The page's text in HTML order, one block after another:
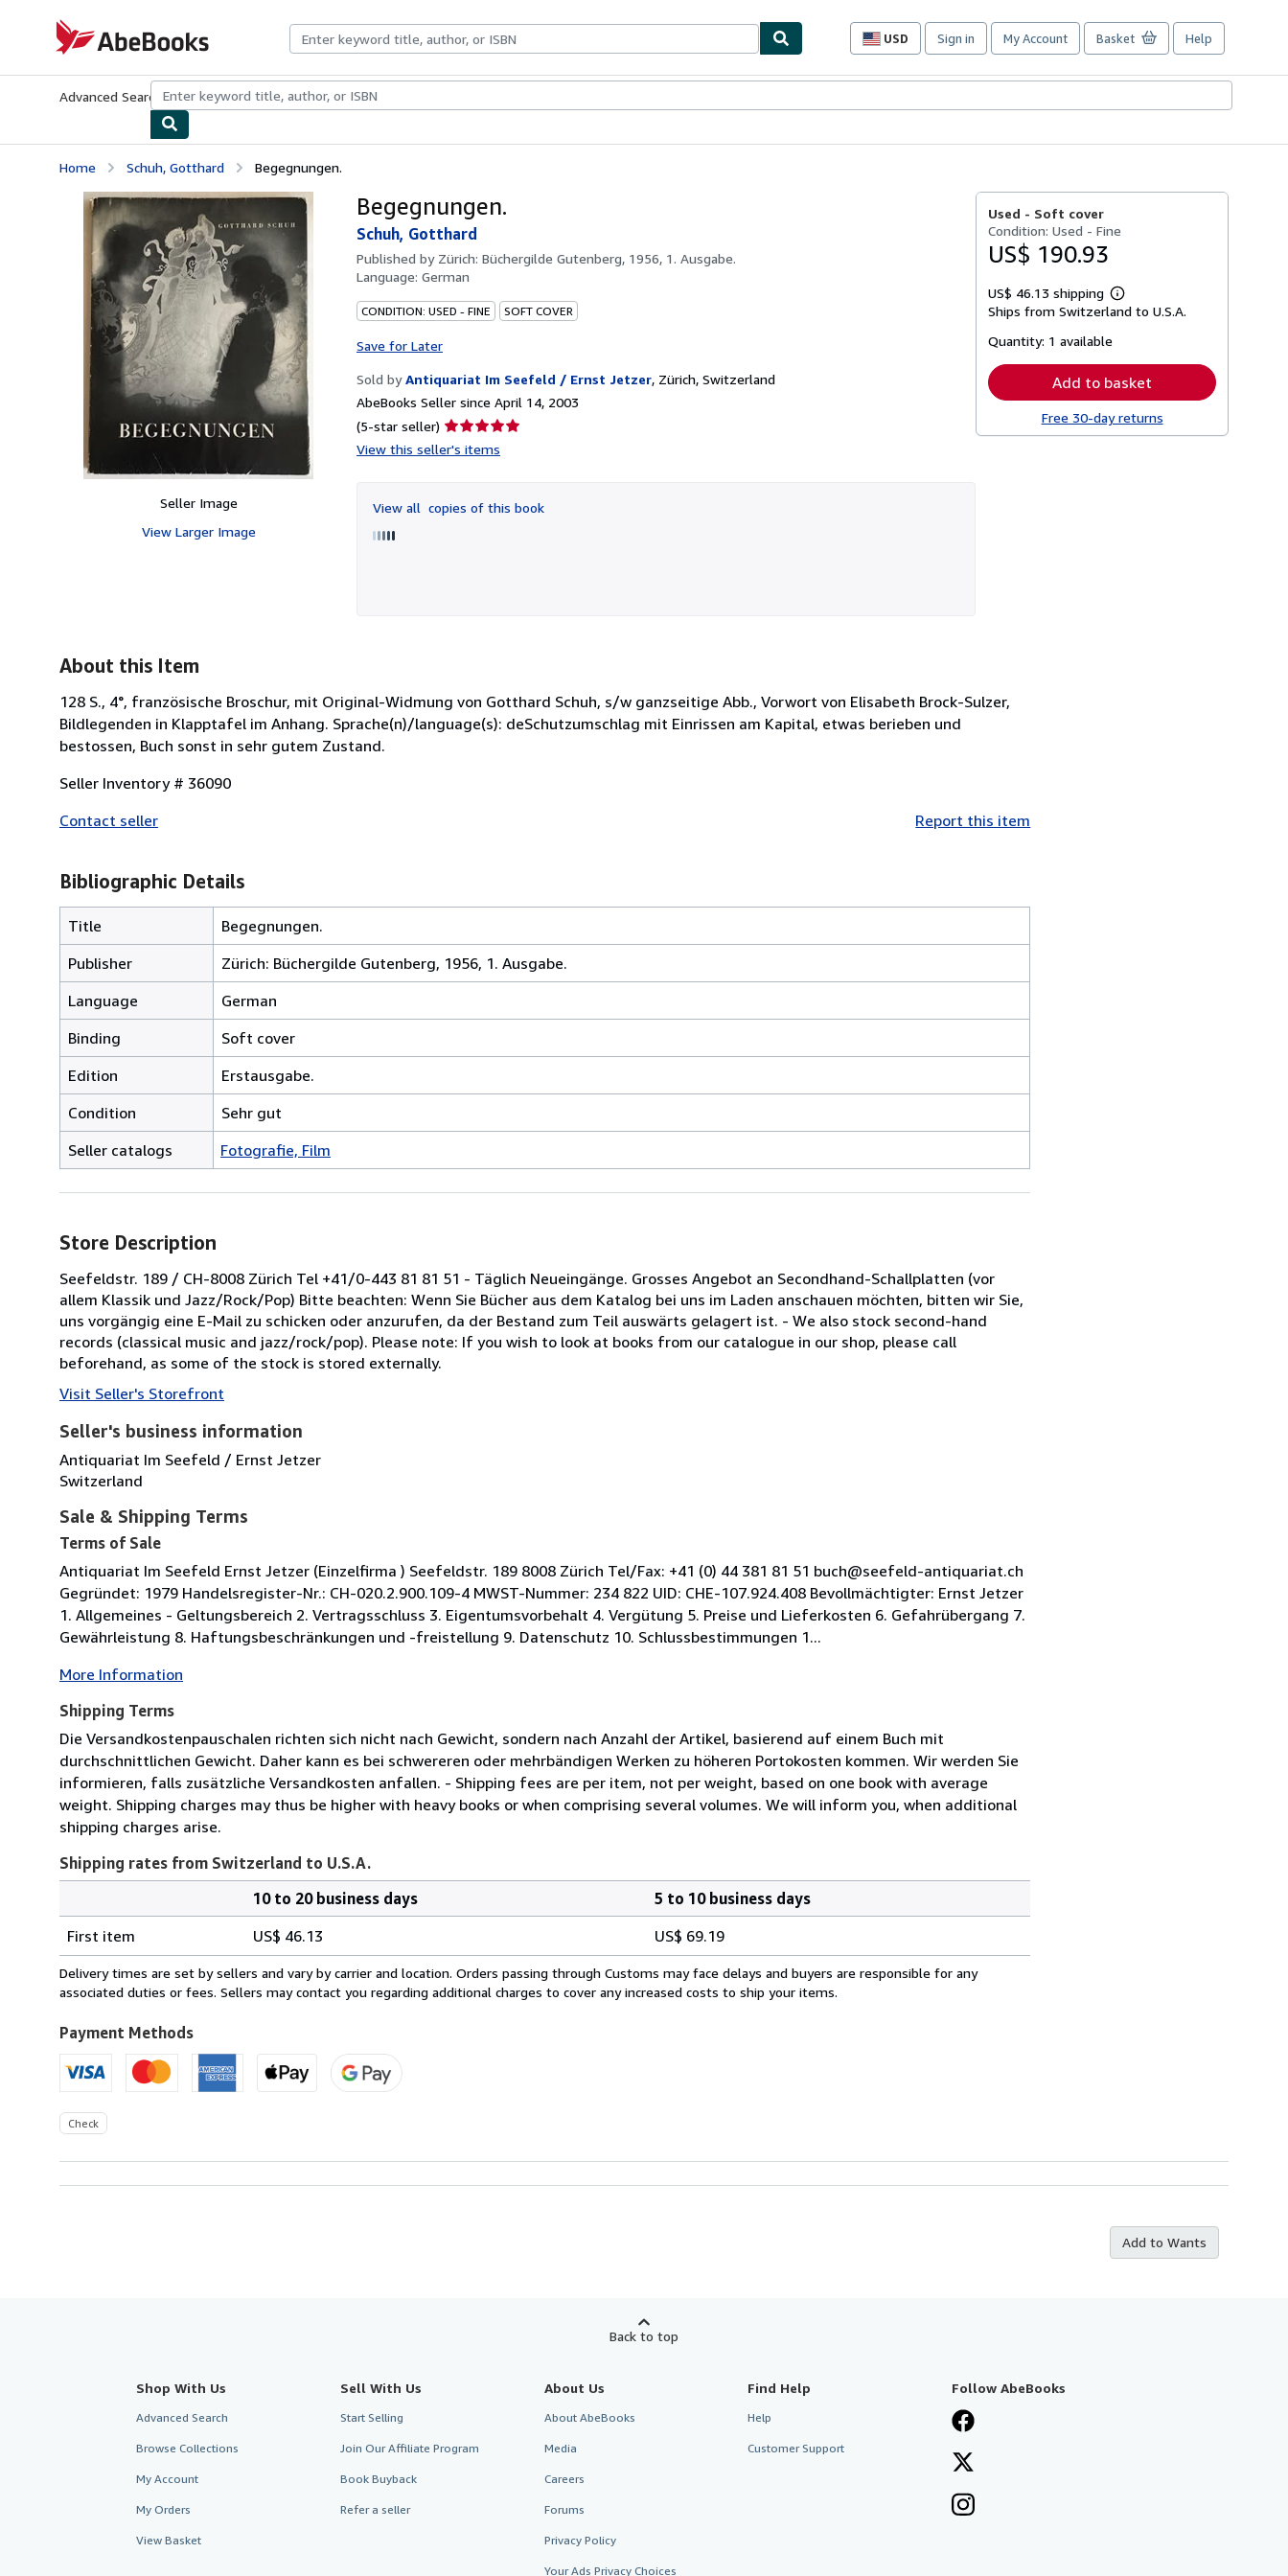
AbeBooks.com
USD
Site
preferences
Sign in My Account Basket Help
Advanced Search Browse CollectionsRare BooksArt & Collectibles
Home Schuh, Gotthard Begegnungen.
Seller Image
View Larger Image
Begegnungen.
Schuh, Gotthard
Published by Zürich: Büchergilde Gutenberg, 1956, 1. Ausgabe.
Language: German
CONDITION: USED - FINE SOFT COVER
Save for Later
Sold by Antiquariat Im Seefeld / Ernst Jetzer, Zürich, Switzerland
AbeBooks Seller since April 14, 2003
(5-star seller) Seller
rating
of
5
View this seller's items
View all copies of this book
Used - Soft cover
Condition: Used - Fine
US$ 190.93
US$ 46.13 shipping
Learn
more
Ships from Switzerland to U.S.A.
Quantity: 1 available
Add to basket
Free 30-day returns
About this Item
128 S., 4°, französische Broschur, mit Original-Widmung von Gotthard Schuh, s/w ganzseitige Abb., Vorwort von Elisabeth Brock-Sulzer,
Bildlegenden in Klapptafel im Anhang. Sprache(n)/language(s): deSchutzumschlag mit Einrissen am Kapital, etwas berieben und
bestossen, Buch sonst in sehr gutem Zustand.
Seller Inventory # 36090
Contact seller
Report this item
Bibliographic Details
Title
Begegnungen.
Publisher
Zürich: Büchergilde Gutenberg, 1956, 1. Ausgabe.
Language
German
Binding
Soft cover
Edition
Erstausgabe.
Condition
Sehr gut
Seller catalogs
Fotografie, Film
Store Description
Seefeldstr. 189 / CH-8008 Zürich Tel +41/0-443 81 81 51 - Täglich Neueingänge. Grosses Angebot an Secondhand-Schallplatten (vor
allem Klassik und Jazz/Rock/Pop) Bitte beachten: Wenn Sie Bücher aus dem Katalog bei uns im Laden anschauen möchten, bitten wir Sie,
uns vorgängig eine E-Mail zu schicken oder anzurufen, da der Bestand zum Teil auswärts gelagert ist. - We also stock second-hand
records (classical music and jazz/rock/pop). Please note: If you wish to look at books from our catalogue in our shop, please call
beforehand, as some of the stock is stored externally.
Visit Seller's Storefront
Seller's business information
Antiquariat Im Seefeld / Ernst Jetzer
Switzerland
Sale & Shipping Terms
Terms of Sale
Antiquariat Im Seefeld Ernst Jetzer (Einzelfirma ) Seefeldstr. 189 8008 Zürich Tel/Fax: +41 (0) 44 381 81 51 buch@seefeld-antiquariat.ch
Gegründet: 1979 Handelsregister-Nr.: CH-020.2.900.109-4 MWST-Nummer: 234 822 UID: CHE-107.924.408 Bevollmächtigter: Ernst Jetzer
1. Allgemeines - Geltungsbereich 2. Vertragsschluss 3. Eigentumsvorbehalt 4. Vergütung 5. Preise und Lieferkosten 6. Gefahrübergang 7.
Gewährleistung 8. Haftungsbeschränkungen und -freistellung 9. Datenschutz 10. Schlussbestimmungen 1...
More Information
Shipping Terms
Die Versandkostenpauschalen richten sich nicht nach Gewicht, sondern nach Anzahl der Artikel, basierend auf einem Buch mit
durchschnittlichen Gewicht. Daher kann es bei schwereren oder mehrbändigen Werken zu höheren Portokosten kommen. Wir werden Sie
informieren, falls zusätzliche Versandkosten anfallen. - Shipping fees are per item, not per weight, based on one book with average
weight. Shipping charges may thus be higher with heavy books or when comprising several volumes. We will inform you, when additional
shipping charges arise.
Shipping rates from Switzerland to U.S.A.
rates
from
Switzerland
U.S.A.
10 to 20 business days
5 to 10 business days
First item
US$ 46.13 US$ 69.19
Delivery times are set by sellers and vary by carrier and location. Orders passing through Customs may face delays and buyers are responsible for any
associated duties or fees. Sellers may contact you regarding additional charges to cover any increased costs to ship your items.
Payment Methods
Check
Add to Wants
Back to top
Shop With Us
Advanced Search
Browse Collections
My Account
My Orders
View Basket
Sell With Us
Start Selling
Join Our Affiliate Program
Book Buyback
Refer a seller
About Us
About AbeBooks
Media
Careers
Forums
Privacy Policy
Your Ads Privacy Choices
Find Help
Help
Customer Support
Follow AbeBooks